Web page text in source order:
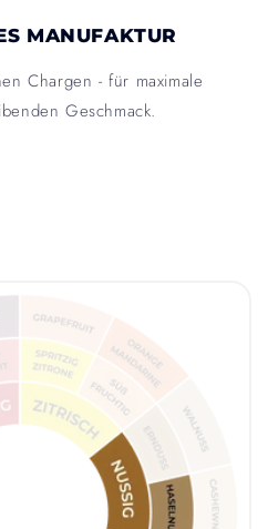
MANUFAKTUR
Chargen - für maximale
Geschmack.